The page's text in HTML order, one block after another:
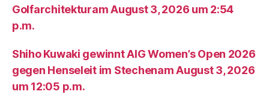
Golfarchitekturam August 3, 2026 um 2:54
p.m.
Shiho Kuwaki gewinnt AIG Women’s Open 2026
gegen Henseleit im Stechenam August 3, 2026
um 12:05 p.m.